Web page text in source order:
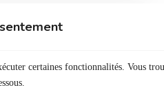
certaines fonctionnalités. Vous
candidats sur le site de